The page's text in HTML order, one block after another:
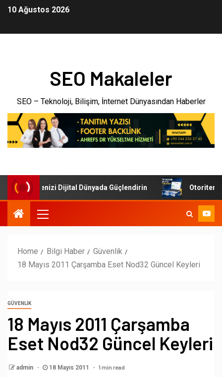
10 Ağustos 2026
SEO Makaleler
SEO – Teknoloji, Bilişim, İnternet Dünyasından Haberler
İşletmenizi Dijital Dünyada Güçlendirin Otoriter
Home Bilgi Haber
Güvenlik
18 Mayıs 2011 Çarşamba Eset Nod32 Güncel Keyleri
GÜVENLIK
18 Mayıs 2011 Çarşamba
Eset Nod32 Güncel Keyleri
admin 18 Mayıs 2011 1 min read